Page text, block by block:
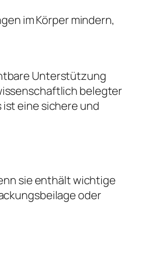
im Körper mindern,
Unterstützung
belegter
ist eine sichere und
sie enthält wichtige
oder